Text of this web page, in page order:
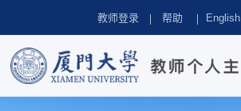
教师登录 帮助 English